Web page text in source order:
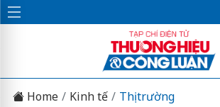
Home Kinh tế Thị trường